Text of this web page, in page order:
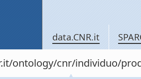
data.CNR.it
ontology/cnr/individuo/